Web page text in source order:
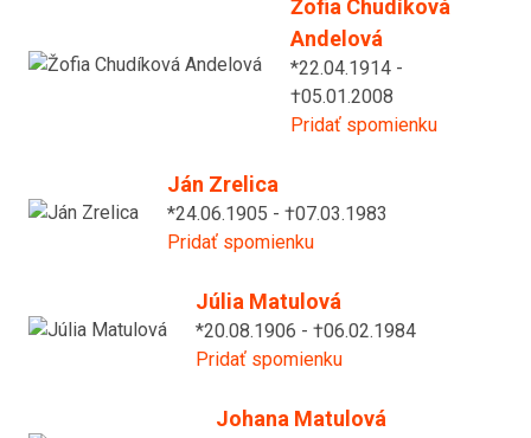
Žofia Chudíková
Andelová
*22.04.1914 -
†05.01.2008
Pridať spomienku
Ján Zrelica
*24.06.1905 - †07.03.1983
Pridať spomienku
Júlia Matulová
*20.08.1906 - †06.02.1984
Pridať spomienku
Johana Matulová